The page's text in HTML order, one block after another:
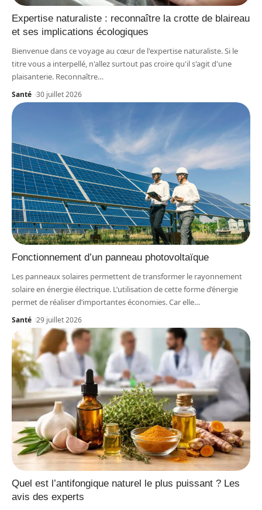
Expertise naturaliste : reconnaître la crotte de blaireau
et ses implications écologiques
Bienvenue dans ce voyage au cœur de l'expertise naturaliste. Si le
titre vous a interpellé, n'allez surtout pas croire qu'il s'agit d'une
plaisanterie. Reconnaître…
Santé 30 juillet 2026
Fonctionnement d’un panneau photovoltaïque
Les panneaux solaires permettent de transformer le rayonnement
solaire en énergie électrique. L’utilisation de cette forme d’énergie
permet de réaliser d’importantes économies. Car elle…
Santé 29 juillet 2026
Quel est l’antifongique naturel le plus puissant ? Les
avis des experts